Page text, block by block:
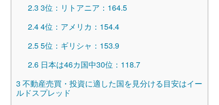
2.3 3位：リトアニア：164.5
2.44位：アメリカ：154.4
2.55位：ギリシャ：153.9
2.6日本は46カ国中30位：118.7
3 不動産売買・投資に適した国を見分ける目安はイー
ルドスプレッド